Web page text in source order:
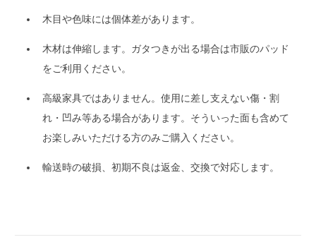
木目や色味には個体差があります。
木材は伸縮します。ガタつきが出る場合は市販のパッド
をご利用ください。
高級家具ではありません。使用に差し支えない傷・割
れ・凹み等ある場合があります。そういった面も含めて
お楽しみいただける方のみご購入ください。
輸送時の破損、初期不良は返金、交換で対応します。